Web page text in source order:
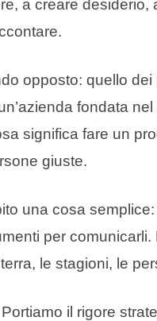
a creare desiderio,
opposto: quello
fondata
significa fare un
giuste.
una cosa
per
le stagioni, le
Portiamo il rigore